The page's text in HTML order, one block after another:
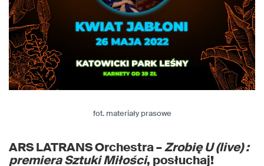
fot. materiały prasowe
ARS LATRANS Orchestra –Zrobię U (live) :
premiera Sztuki Miłości, posłuchaj!